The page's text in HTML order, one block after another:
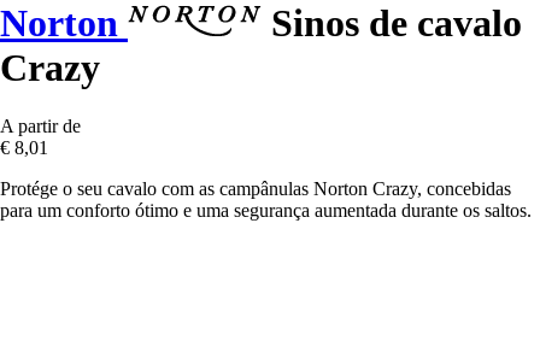
Norton
Sinos de cavalo
Crazy
A partir de
€ 8,01
Protége o seu cavalo com as campânulas Norton Crazy, concebidas
para um conforto ótimo e uma segurança aumentada durante os saltos.